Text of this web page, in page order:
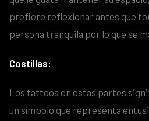
prefiere reflexionar antes que
persona tranquila por lo que se
Costillas:
Los tattoos en estas partes
un símbolo que representa